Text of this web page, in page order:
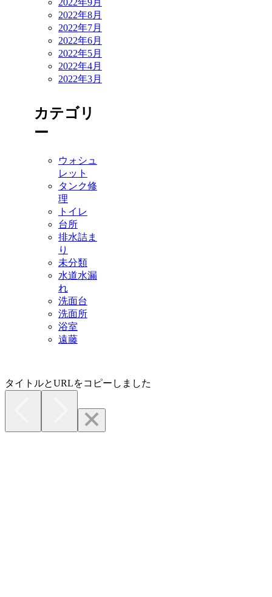
2022年9月
2022年8月
2022年7月
2022年6月
2022年5月
2022年4月
2022年3月
カテゴリ
ー
ウォシュ
レット
タンク修
理
トイレ
台所
排水詰ま
り
未分類
水道水漏
れ
洗面台
洗面所
浴室
遠藤
タイトルとURLをコピーしました